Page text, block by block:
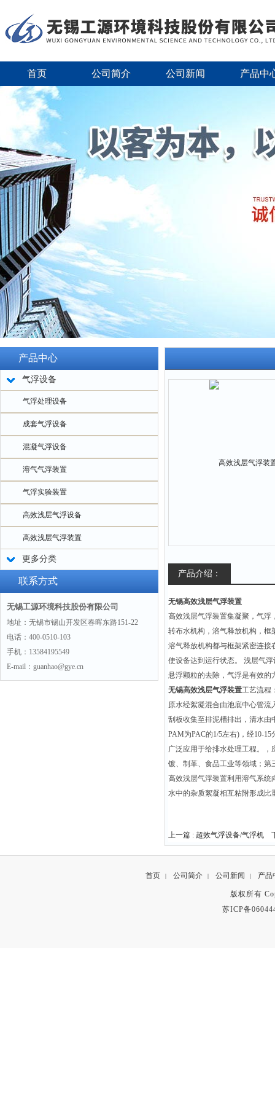
首页 公司简介 公司新闻 产品中
产品中心
气浮设备
气浮处理设备
成套气浮设备
混凝气浮设备
溶气气浮装置
气浮实验装置
高效浅层气浮设备
高效浅层气浮装置
更多分类
联系方式
无锡工源环境科技股份有限公司
地址：无锡市锡山开发区春晖东路151-22
电话：400-0510-103
手机：13584195549
E-mail：guanhao@gye.cn
产品介绍：
无锡高效浅层气浮装置
高效浅层气浮装置集凝聚，气浮
转布水机构，溶气释放机构，框
溶气释放机构都与框架紧密连接
使设备达到运行状态。 浅层气
悬浮颗粒的去除，气浮是有效的
无锡高效浅层气浮装置工艺流程
原水经絮凝混合由池底中心管
刮板收集至排泥槽排出，清水由
PAM为PAC的1/5左右)，经10-
广泛应用于给排水处理工程。
镀、制革、食品工业等领域；第
高效浅层气浮装置利用溶气系统
水中的杂质絮凝相互粘附形成比
上一篇 : 超效气浮设备/气浮机
首页 | 公司简介 | 公司新闻 | 产品
版权所有
苏ICP备